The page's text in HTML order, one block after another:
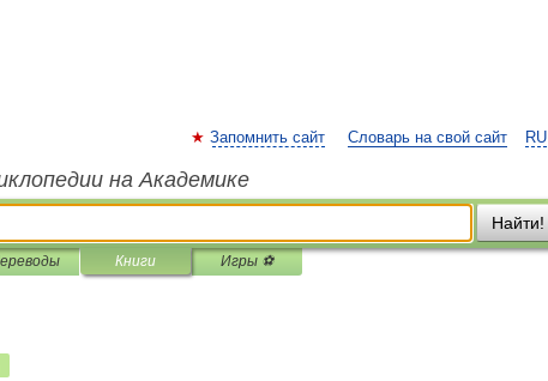
RU
Запомнить сайт Словарь на свой сайт
на Академике
Найти!
Книги Игры ⚽